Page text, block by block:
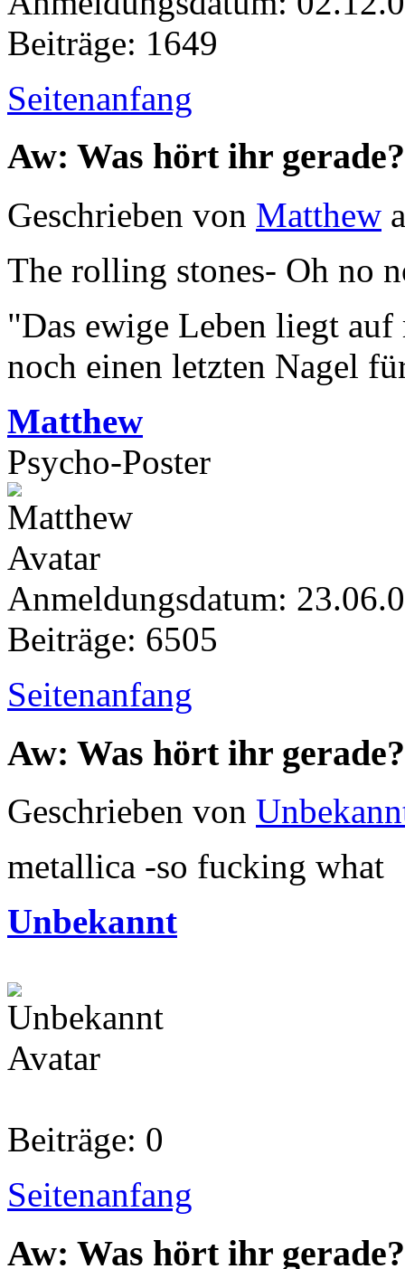
Beiträge: 1649
Seitenanfang
Aw: Was hört ihr gerade?
Geschrieben von Matthew
The rolling stones- Oh no
"Das ewige Leben liegt
noch einen letzten Nagel
Matthew
Psycho-Poster
Anmeldungsdatum:
Beiträge: 6505
Seitenanfang
Aw: Was hört ihr gerade?
Geschrieben von
metallica -so fucking what
Unbekannt
Beiträge: 0
Seitenanfang
Aw: Was hört ihr gerade?